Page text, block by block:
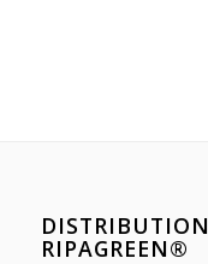
RIPAGREEN®